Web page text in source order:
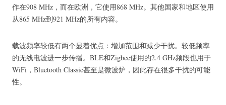
作在908 MHz，而在欧洲，它使用868 MHz。 其他国家和地区使用
从865 MHz到921 MHz的所有内容。
载波频率较低有两个显着优点：增加范围和减少干扰。 较低频率
的无线电波进一步传播。 BLE和Zigbee使用的2.4 GHz频段也用于
WiFi，Bluetooth Classic甚至是微波炉，因此存在很多干扰的可能
性。